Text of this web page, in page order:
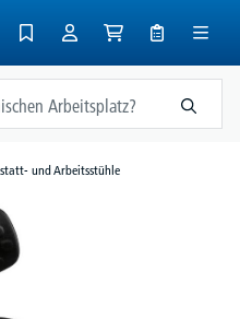
und Arbeitsstühle